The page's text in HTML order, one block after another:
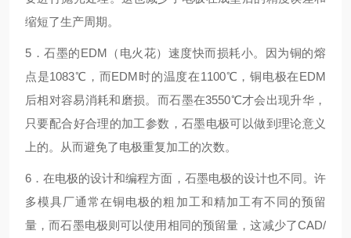
缩短了生产周期。
5．石墨的EDM（电火花）速度快而损耗小。因为铜的熔
点是1083℃，而EDM时的温度在1100℃，铜电极在EDM
后相对容易消耗和磨损。而石墨在3550℃才会出现升华，
只要配合好合理的加工参数，石墨电极可以做到理论意义
上的。从而避免了电极重复加工的次数。
6．在电极的设计和编程方面，石墨电极的设计也不同。许
多模具厂通常在铜电极的粗加工和精加工有不同的预留
量，而石墨电极则可以使用相同的预留量，这减少了CAD/